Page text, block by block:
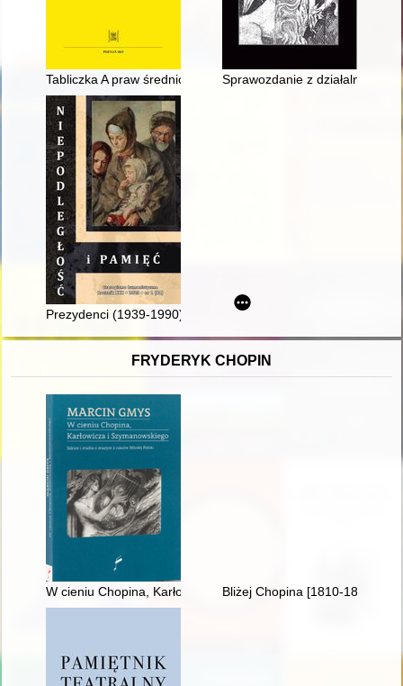
Tabliczka A praw średnioasyryjskich : prawa dotyczące kobiet
Sprawozdanie z działalności
Prezydenci (1939-1990)
FRYDERYK CHOPIN
W cieniu Chopina, Karłowicza i Szymanowskiego : szkice i
Bliżej Chopina [1810-1849]